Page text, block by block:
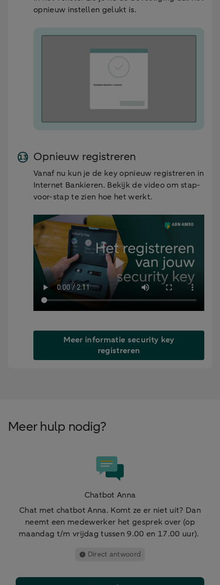
opnieuw instellen gelukt is.
Opnieuw registreren
Vanaf nu kun je de key opnieuw registreren in
Internet Bankieren. Bekijk de video om stap-
voor-stap te zien hoe het werkt.
Meer informatie security key
registreren
Meer hulp nodig?
Chatbot Anna
Chat met chatbot Anna. Komt ze er niet uit? Dan
neemt een medewerker het gesprek over (op
maandag t/m vrijdag tussen 9.00 en 17.00 uur).
Direct antwoord